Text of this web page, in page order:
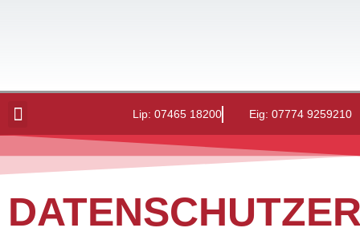
Lip: 07465 18200 Eig: 07774 9259210